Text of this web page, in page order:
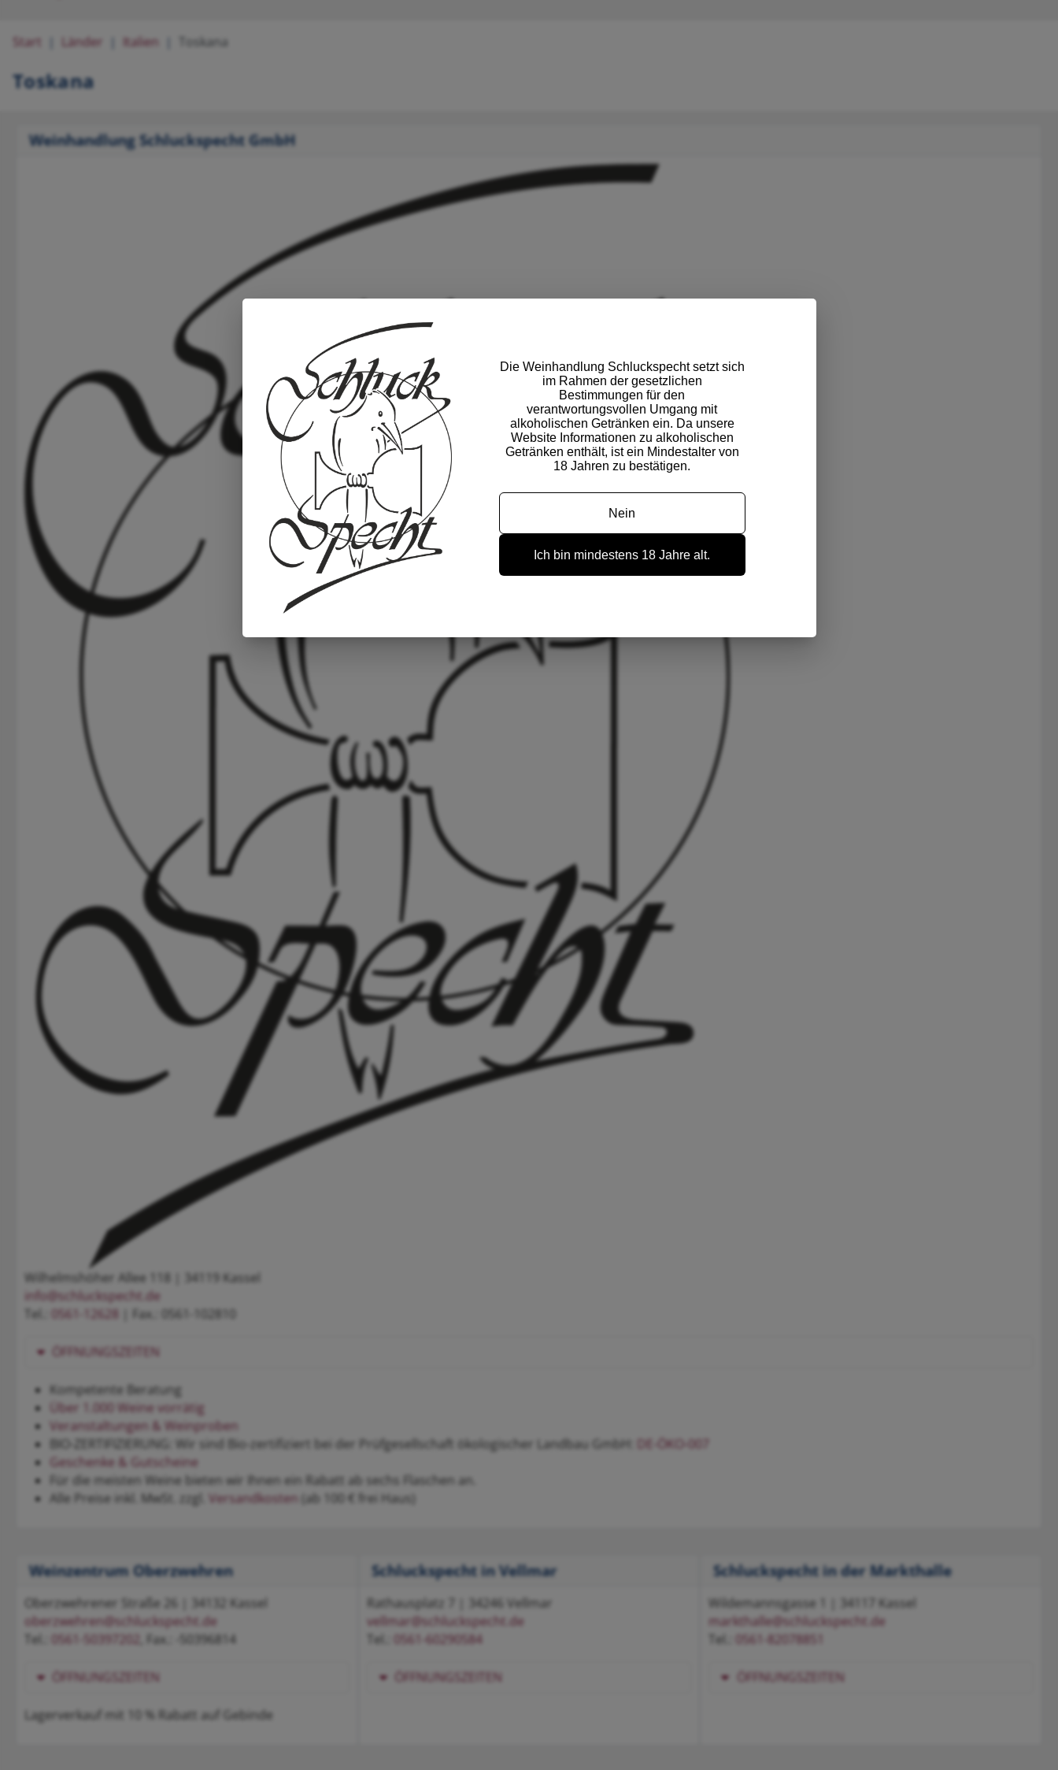
Start Länder Italien Toskana
Toskana
Weinhandlung Schluckspecht GmbH
Wilhelmshöher Allee 118 | 34119 Kassel
info@schluckspecht.de
Tel.:
0561-12628 | Fax.: 0561-102810
ÖFFNUNGSZEITEN
Kompetente Beratung
Über 1.000 Weine vorrätig
Veranstaltungen & Weinproben
BIO-ZERTIFIZIERUNG: Wir sind Bio-zertifiziert bei der Prüfgesellschaft ökologischer Landbau GmbH:
DE-ÖKO-007
Geschenke & Gutscheine
Für die meisten Weine bieten wir Ihnen ein Rabatt ab sechs Flaschen an.
Alle Preise inkl. MwSt. zzgl.
Versandkosten (ab 100 € frei Haus)
Weinzentrum Oberzwehren
Oberzwehrener Straße 26 | 34132 Kassel
oberzwehren@schluckspecht.de
Tel.:
0561-50397202 , Fax.: -50396814
ÖFFNUNGSZEITEN
Lagerverkauf mit 10 % Rabatt auf Gebinde
Schluckspecht in Vellmar
Rathausplatz 7 | 34246 Vellmar
vellmar@schluckspecht.de
Tel.:
0561-60290584
ÖFFNUNGSZEITEN
Schluckspecht in der Markthalle
Wildemannsgasse 1 | 34117 Kassel
markthalle@schluckspecht.de
Tel.:
0561-82078851
ÖFFNUNGSZEITEN
Die Weinhandlung Schluckspecht setzt sich
im Rahmen der gesetzlichen
Bestimmungen für den
verantwortungsvollen Umgang mit
alkoholischen Getränken ein. Da unsere
Website Informationen zu alkoholischen
Getränken enthält, ist ein Mindestalter von
18 Jahren zu bestätigen.
Nein
Ich bin mindestens 18 Jahre alt.